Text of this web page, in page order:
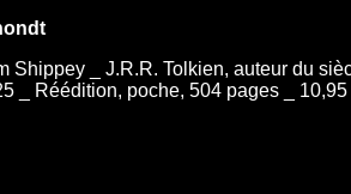
Shippey _ J.R.R. Tolkien, auteur du
_ Réédition, poche, 504 pages _ 10,95